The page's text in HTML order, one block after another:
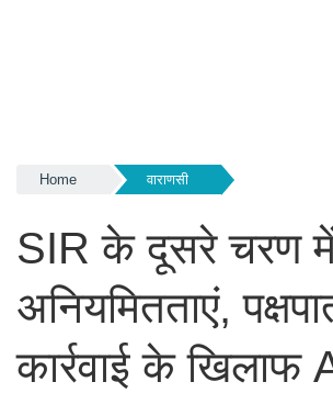
Home वाराणसी
SIR के दूसरे चरण में
अनियमितताएं,
कार्रवाई के खिलाफ